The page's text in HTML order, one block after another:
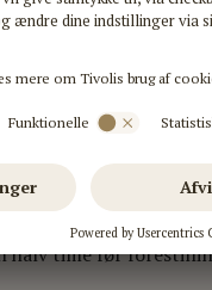
på forestillingsdagen
halv time før